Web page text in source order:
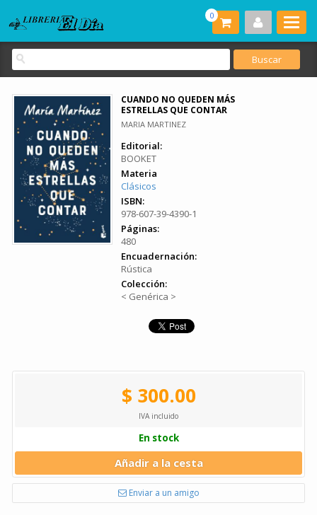
0
CUANDO NO QUEDEN MÁS
ESTRELLAS QUE CONTAR
MARIA MARTINEZ
Editorial:
BOOKET
Materia
Clásicos
ISBN:
978-607-39-4390-1
Páginas:
480
Encuadernación:
Rústica
Colección:
< Genérica >
$ 300.00
IVA incluido
En stock
Añadir a la cesta
Enviar a un amigo